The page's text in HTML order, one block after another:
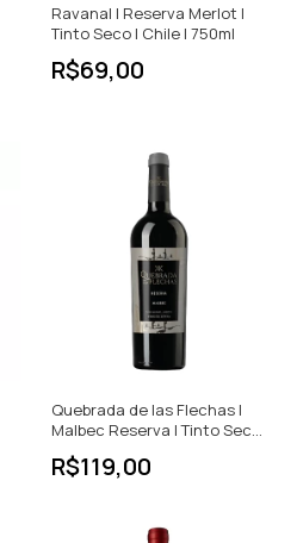
Ravanal | Reserva Merlot |
Tinto Seco | Chile | 750ml
R$69,00
Quebrada de las Flechas |
Malbec Reserva | Tinto Seco
| 750ml
R$119,00